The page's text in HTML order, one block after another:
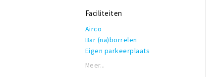
Folk
Faciliteiten
Airco
Bar (na)borrelen
Eigen parkeerplaats
Garderobe
Meer...